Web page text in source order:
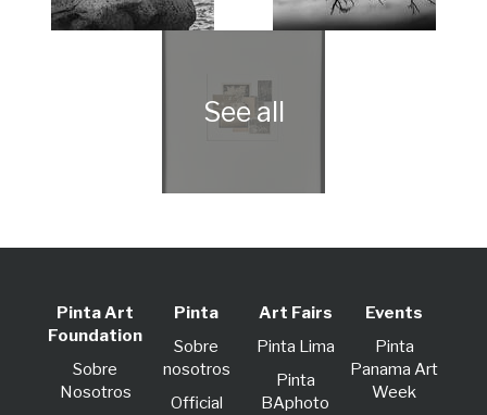
Pinta Art
Foundation
Sobre
Nosotros
Pinta
Sobre
nosotros
Official
Art Fairs
Pinta Lima
Pinta
BAphoto
Events
Pinta
Panama Art
Week